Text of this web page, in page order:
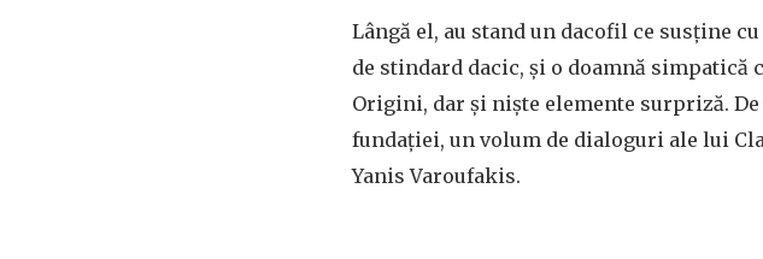
Lângă el, au stand un dacofil ce susține
de stindard dacic, și o doamnă simpatică
Origini, dar și niște elemente surpriză.
fundației, un volum de dialoguri ale lui
Yanis Varoufakis.